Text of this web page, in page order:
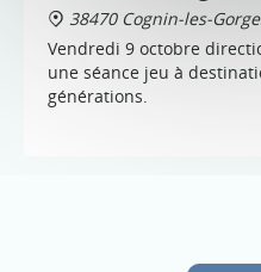
38470 Cognin-les-
Vendredi 9 octobre
une séance jeu à
générations.